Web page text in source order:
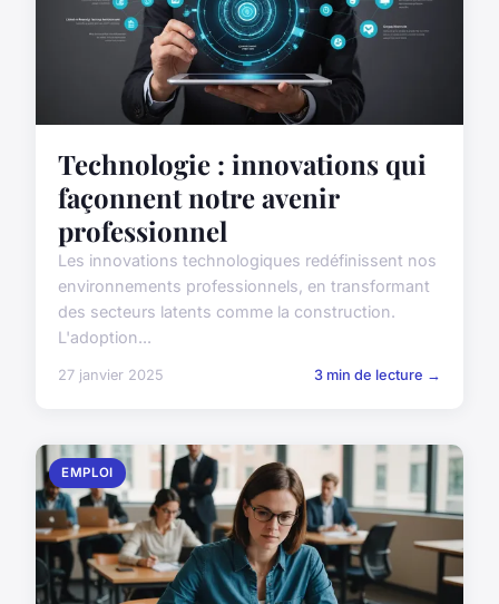
Technologie : innovations qui
façonnent notre avenir
professionnel
Les innovations technologiques redéfinissent nos
environnements professionnels, en transformant
des secteurs latents comme la construction.
L'adoption...
27 janvier 2025 3 min de lecture →
EMPLOI